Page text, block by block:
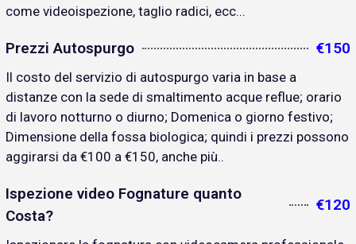
come videoispezione, taglio radici, ecc...
Prezzi Autospurgo €150
Il costo del servizio di autospurgo varia in base a
distanze con la sede di smaltimento acque reflue; orario
di lavoro notturno o diurno; Domenica o giorno festivo;
Dimensione della fossa biologica; quindi i prezzi possono
aggirarsi da €100 a €150, anche più..
Ispezione video Fognature quanto
Costa?
€120